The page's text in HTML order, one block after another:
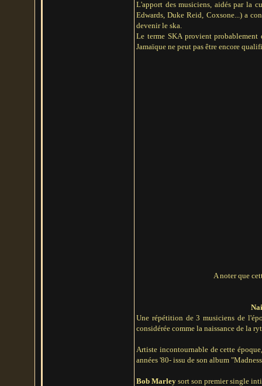
L'apport des musiciens, aidés par la
Edwards, Duke Reid, Coxsone...) a
devenir le ska.
Le terme SKA provient
Jamaïque ne peut pas être encore
A noter que
Une répétition de 3 musiciens de
considérée comme la naissance de la
Artiste incontournable de cette
années '80- issu de son album
Bob Marley sort son premier single